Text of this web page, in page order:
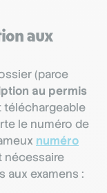
aux
(parce
au permis
téléchargeable
le numéro de
numéro
nécessaire
examens :